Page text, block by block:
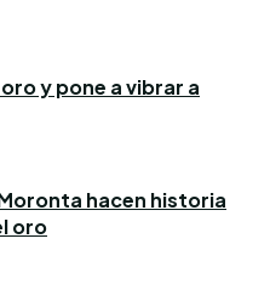
y pone a vibrar a
hacen historia
oro